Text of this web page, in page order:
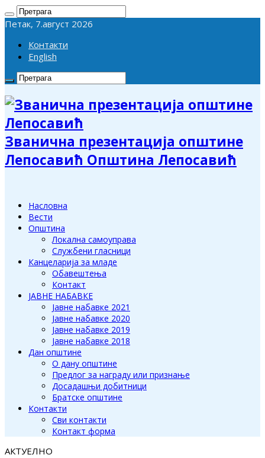
Петак, 7.август 2026
Контакти
English
Званична презентација општине
Лепосавић Општина Лепосавић
Насловна
Вести
Општина
Локална самоуправа
Службени гласници
Канцеларија за младе
Обавештења
Контакт
ЈАВНЕ НАБАВКЕ
Јавне набавке 2021
Јавне набавке 2020
Јавне набавке 2019
Јавне набавке 2018
Дан општине
О дану општине
Предлог за награду или признање
Досадашњи добитници
Братске општине
Контакти
Сви контакти
Контакт форма
АКТУЕЛНО